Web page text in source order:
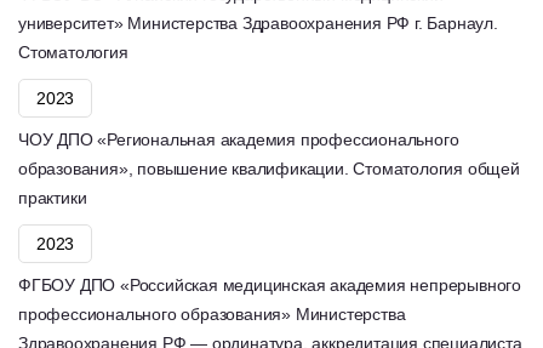
университет» Министерства Здравоохранения РФ г. Барнаул.
Стоматология
2023
ЧОУ ДПО «Региональная академия профессионального
образования», повышение квалификации. Стоматология общей
практики
2023
ФГБОУ ДПО «Российская медицинская академия непрерывного
профессионального образования» Министерства
Здравоохранения РФ — ординатура, аккредитация специалиста